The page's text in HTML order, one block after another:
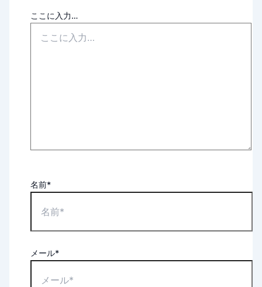
ここに入力…
名前*
メール*